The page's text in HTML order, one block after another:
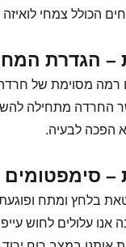
הכולל צמחי לואיזה
– הגדרת
רמה מסוימת של
החרדה מתחילה
הפכה לבעיה.
– סימפטומים
בלחץ ומתח ופוגעת
אנו עלולים לחוש